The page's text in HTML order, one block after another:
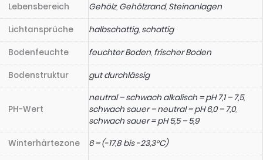
Lebensbereich Gehölz, Gehölzrand, Steinanlagen
Lichtansprüche halbschattig, schattig
Bodenfeuchte feuchter Boden, frischer Boden
Bodenstruktur gut durchlässig
PH-Wert
neutral – schwach alkalisch = pH 7,1 – 7,5,
schwach sauer – neutral = pH 6,0 – 7,0,
schwach sauer = pH 5,5 – 5,9
Winterhärtezone
6 = (-17,8 bis -23,3°C)